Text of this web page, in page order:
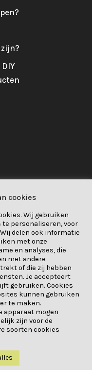
door
Horizon
cookies
Wij gebruiken
personaliseren, voor
delen ook informatie
met onze
en analyses, die
met andere
of die zij hebben
Je accepteert
gebruiken. Cookies
kunnen gebruiken
te maken.
apparaat mogen
zijn voor de
soorten cookies